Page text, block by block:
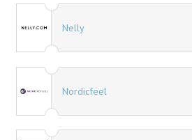
Nelly
Nordicfeel